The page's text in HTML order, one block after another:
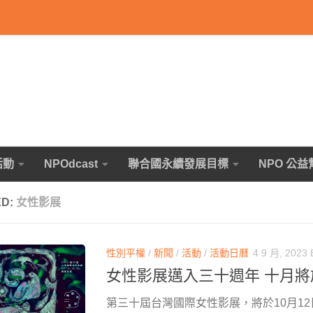
動 NPOdcast 聯合國永續發展目標 NPO 公益
女性影展
性別平權 / 新聞 / 活動 / 活動日曆 4 9 月, 2023
女性影展邁入三十週年 十月
第三十屆台灣國際女性影展，將於10月